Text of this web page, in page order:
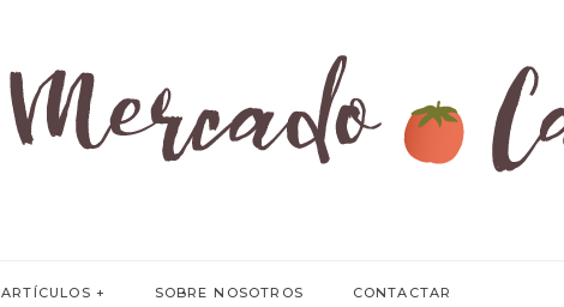
ARTÍCULOS SOBRE NOSOTROS CONTACTAR